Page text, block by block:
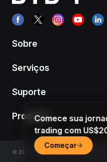
Sobre
Serviços
Suporte
Produtos
© 2018-2026 Bybit.com. Todos os
Comece sua
trading com
Começar